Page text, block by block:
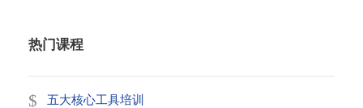
热门课程
五大核心工具培训